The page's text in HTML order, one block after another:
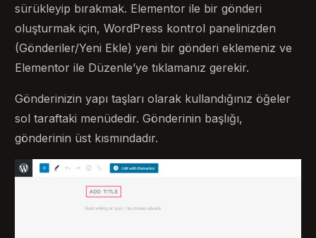
sürükleyip bırakmak. Elementor ile bir gönderi
oluşturmak için, WordPress kontrol panelinizden
(Gönderiler/Yeni Ekle) yeni bir gönderi eklemeniz ve
Elementor ile Düzenle’ye tıklamanız gerekir.
Gönderinizin yapı taşları olarak kullandığınız öğeler
sol taraftaki menüdedir. Gönderinin başlığı,
gönderinin üst kısmındadır.